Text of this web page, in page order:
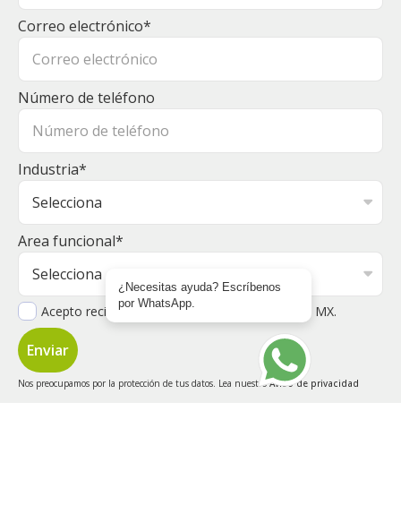
Correo electrónico*
Número de teléfono
Industria*
Area funcional*
Acepto recibir otras comunicaciones de Cofide MX.
Nos preocupamos por la protección de tus datos. Lea nuestroAviso de privacidad
¿Necesitas ayuda? Escríbenos
por WhatsApp.